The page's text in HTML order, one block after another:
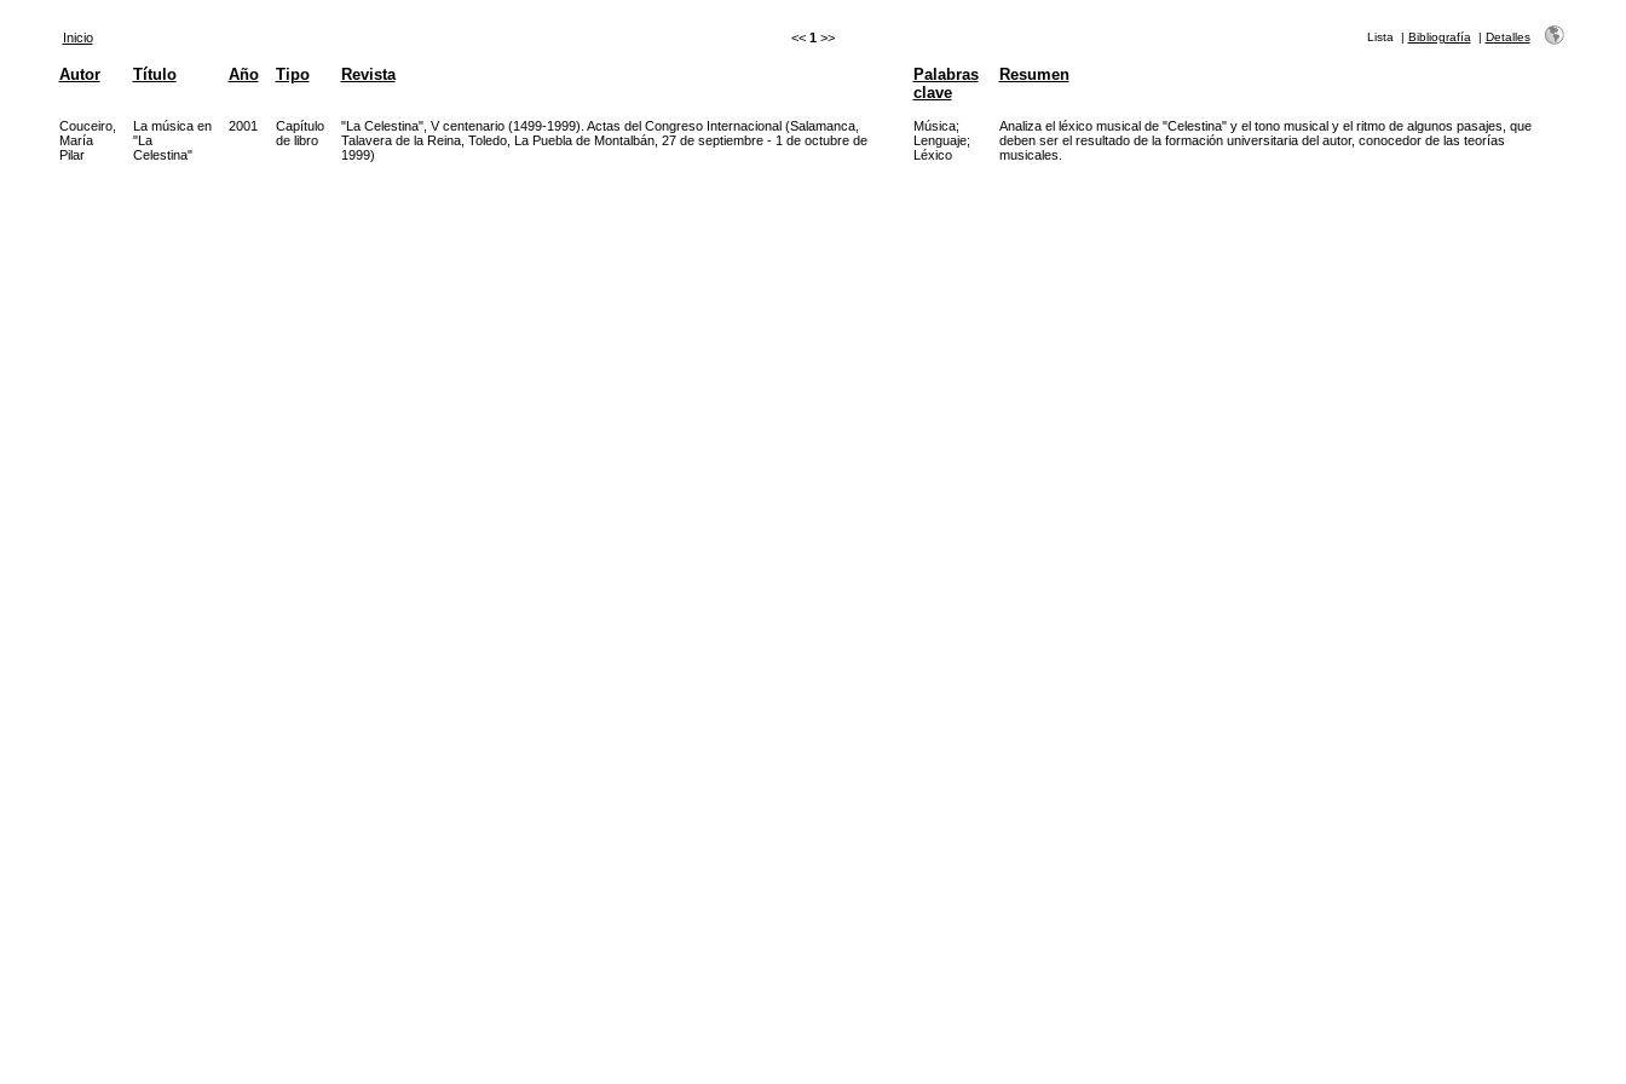
Inicio << 1 >> Lista | Bibliografía | Detalles
Autor Título Año Tipo Revista
Palabras
clave
Resumen
Couceiro,
María
Pilar
La música en
"La
Celestina"
2001
Capítulo
de libro
"La Celestina", V centenario (1499-1999). Actas del Congreso Internacional (Salamanca,
Talavera de la Reina, Toledo, La Puebla de Montalbán, 27 de septiembre - 1 de octubre de
1999)
Música;
Lenguaje;
Léxico
Analiza el léxico musical de "Celestina" y el tono musical y el ritmo de algunos pasajes, que
deben ser el resultado de la formación universitaria del autor, conocedor de las teorías
musicales.